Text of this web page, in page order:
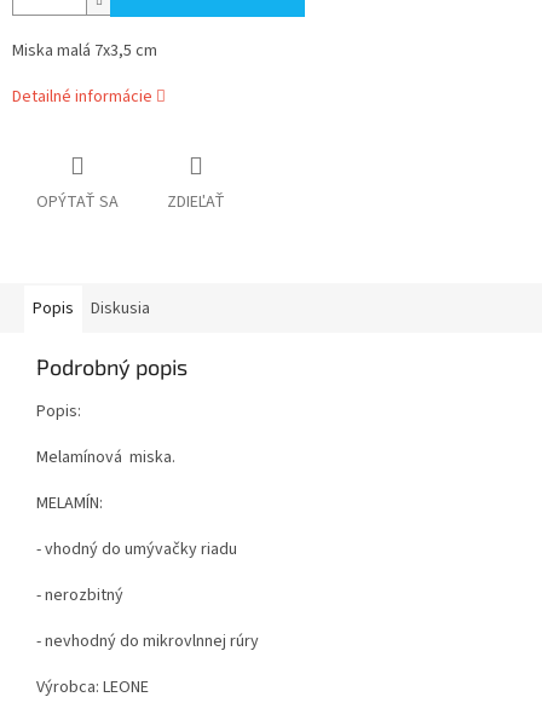
Miska malá 7x3,5 cm
Detailné informácie
OPÝTAŤ SA ZDIEĽAŤ
Popis Diskusia
Podrobný popis
Popis:
Melamínová miska.
MELAMÍN:
- vhodný do umývačky riadu
- nerozbitný
- nevhodný do mikrovlnnej rúry
Výrobca: LEONE